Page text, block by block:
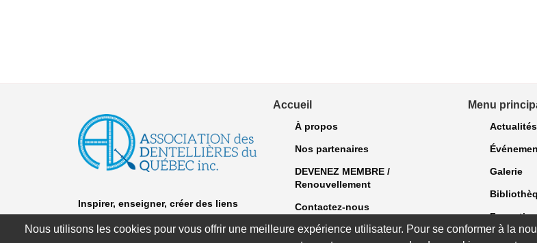
Inspirer, enseigner, créer des liens
"Dentelle après dentelle depuis 1981."
Accueil
À propos
Nos partenaires
DEVENEZ MEMBRE /
Renouvellement
Contactez-nous
Menu
Actualités
Galerie
Bulletins
Nous utilisons les cookies pour vous offrir une meilleure expérience utilisateur. Pour se conformer à la